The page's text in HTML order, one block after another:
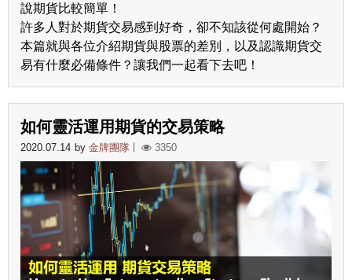
說期貨比較簡單！
許多人對於期貨交易感到好奇，卻不知該從何處開始？
本篇就與各位介紹期貨與股票的差別，以及認識期貨交
易有什麼必備條件？讓我們一起看下去吧！
如何靈活運用期貨的交易策略
2020.07.14 by 金牌團隊 3350